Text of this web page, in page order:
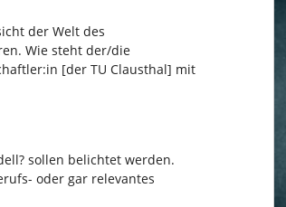
der Welt des
Wie steht der/die
[der TU Clausthal] mit
sollen belichtet werden.
oder gar relevantes